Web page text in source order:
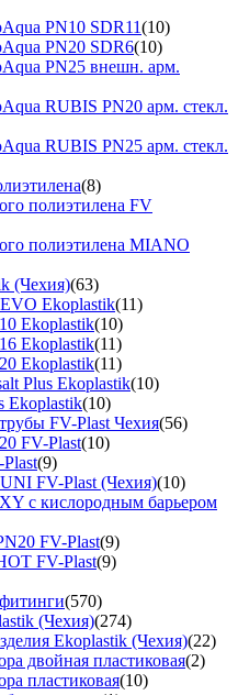
PN10 SDR11(10)
PN20 SDR6(10)
PN25 внешн. арм.
RUBIS PN20 арм. стекл.
RUBIS PN25 арм. стекл.
(8)
полиэтилена FV
полиэтилена MIANO
(Чехия)(63)
Ekoplastik(11)
Ekoplastik(10)
Ekoplastik(11)
Ekoplastik(11)
Plus Ekoplastik(10)
Ekoplastik(10)
FV-Plast Чехия(56)
FV-Plast(10)
(9)
FV-Plast (Чехия)(10)
с кислородным барьером
FV-Plast(9)
FV-Plast(9)
(570)
(Чехия)(274)
Ekoplastik (Чехия)(22)
двойная пластиковая(2)
пластиковая(10)